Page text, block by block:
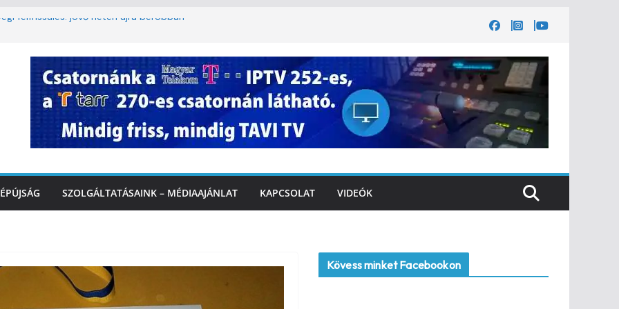
felfrissülés: jövő héten újra berobban
3. kerület TVE csapatát fogadta a
a tűzoltók dolgát Marcalinál
közlekedésért, elektromos
SZOLGÁLTATÁSAINK – MÉDIAAJÁNLAT KAPCSOLAT VIDEÓK
Kövess minket Facebookon